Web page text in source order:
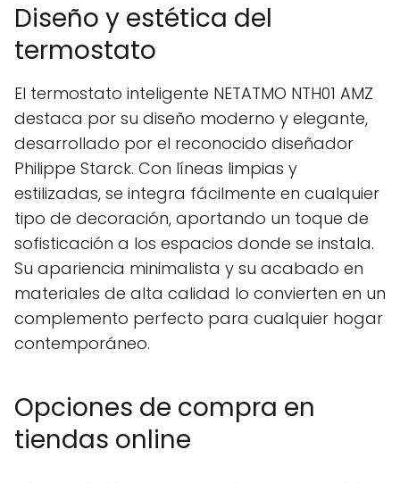
Diseño y estética del
termostato
El termostato inteligente NETATMO NTH01 AMZ
destaca por su diseño moderno y elegante,
desarrollado por el reconocido diseñador
Philippe Starck. Con líneas limpias y
estilizadas, se integra fácilmente en cualquier
tipo de decoración, aportando un toque de
sofisticación a los espacios donde se instala.
Su apariencia minimalista y su acabado en
materiales de alta calidad lo convierten en un
complemento perfecto para cualquier hogar
contemporáneo.
Opciones de compra en
tiendas online